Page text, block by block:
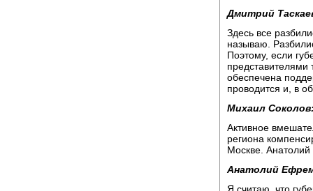
Дмитрий
Здесь все
называю.
Поэтому, если
представителями
обеспечена
проводится и, в
Михаил
Активное
региона
Москве.
Анатолий
Я считаю, что